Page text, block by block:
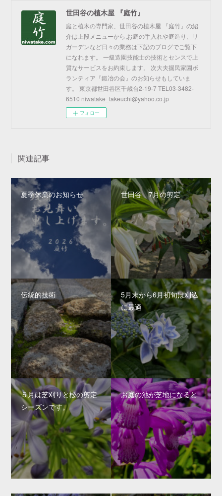
世田谷の植木屋 『庭竹』
庭と植木の専門家、世田谷の植木屋 『庭竹』の紹
介は上段メニューから,お庭の手入れや庭造り、リ
ガーデンなど日々の業務は下記のブログでご覧下
になれます。 一級造園技能士の技術とセンスで上
質なサービスをお約束します。 次大夫掘民家園ボ
ランティア『鍛冶の会』のお知らせもしていま
す。 東京都世田谷区千歳台2-19-7 TEL03-3482-
6510 niwatake_takeuchi@yahoo.co.jp
フォロー
関連記事
夏季休業のお知らせ 世田谷 7月の剪定
伝統的技術
5月末から6月初旬は刈込
に最適
５月は芝刈りと松の剪定
シーズンです。
お庭の池が芝地になると